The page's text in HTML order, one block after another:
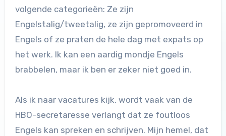
volgende categorieën: Ze zijn
Engelstalig/tweetalig, ze zijn gepromoveerd in
Engels of ze praten de hele dag met expats op
het werk. Ik kan een aardig mondje Engels
brabbelen, maar ik ben er zeker niet goed in.
Als ik naar vacatures kijk, wordt vaak van de
HBO-secretaresse verlangt dat ze foutloos
Engels kan spreken en schrijven. Mijn hemel, dat